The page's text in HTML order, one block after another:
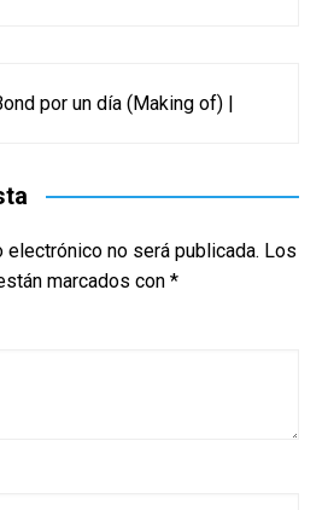
por un día (Making of) |
electrónico no será publicada. Los
marcados con *